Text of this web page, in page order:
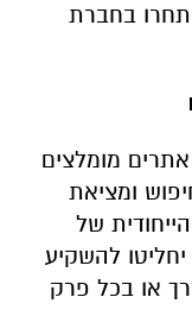
בחברת
מומלצים
ומציאת
של
להשקיע
או בכל פרק